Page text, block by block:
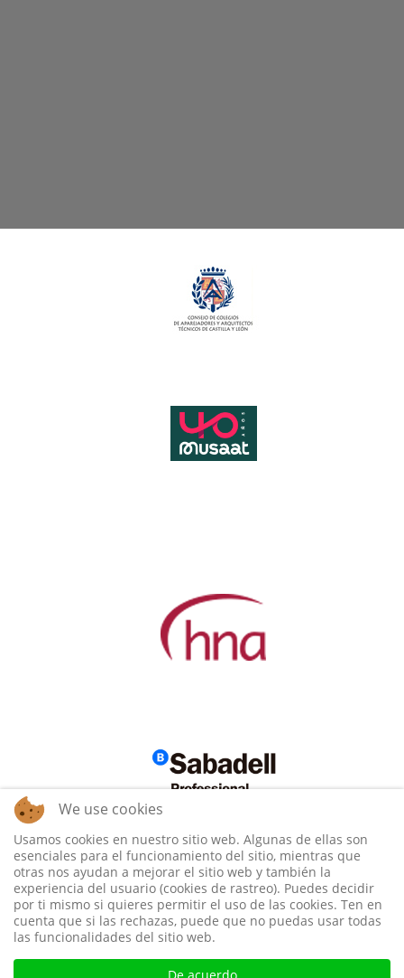
We use cookies
Usamos cookies en nuestro sitio web. Algunas de ellas son
esenciales para el funcionamiento del sitio, mientras que
otras nos ayudan a mejorar el sitio web y también la
experiencia del usuario (cookies de rastreo). Puedes decidir
por ti mismo si quieres permitir el uso de las cookies. Ten en
cuenta que si las rechazas, puede que no puedas usar todas
las funcionalidades del sitio web.